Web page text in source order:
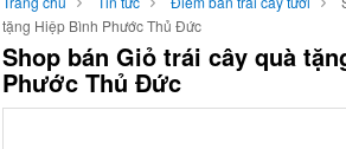
tặng Hiệp Bình Phước Thủ Đức
Shop bán Giỏ trái cây quà
Phước Thủ Đức